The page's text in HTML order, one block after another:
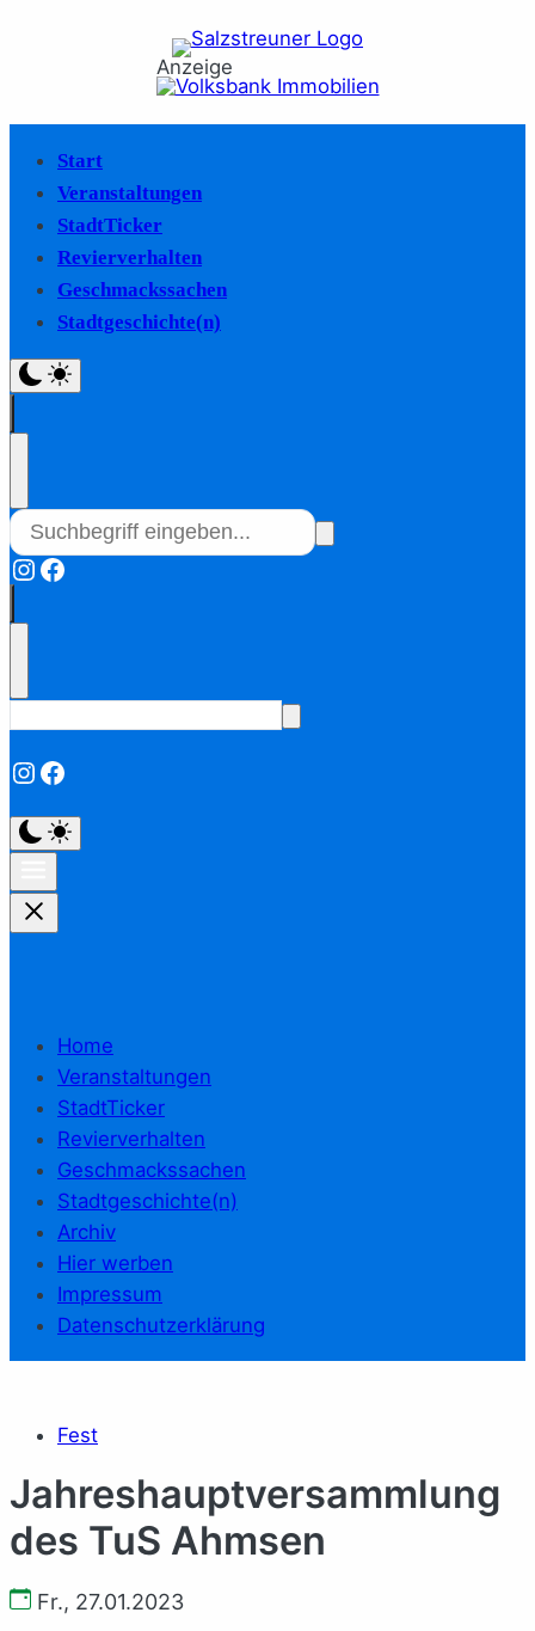
Anzeige
Start
Veranstaltungen
StadtTicker
Revierverhalten
Geschmackssachen
Stadtgeschichte(n)
Instagram
Facebook
Instagram
Facebook
Home
Veranstaltungen
StadtTicker
Revierverhalten
Geschmackssachen
Stadtgeschichte(n)
Archiv
Hier werben
Impressum
Datenschutzerklärung
Fest
Jahreshauptversammlung
des TuS Ahmsen
Fr., 27.01.2023